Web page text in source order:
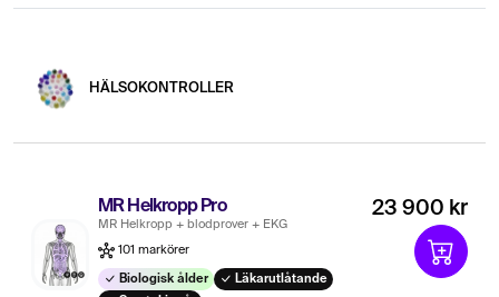
HÄLSOKONTROLLER
MR Helkropp Pro
MR Helkropp + blodprover + EKG
101 markörer
Biologisk ålder
Läkarutlåtande
23 900 kr